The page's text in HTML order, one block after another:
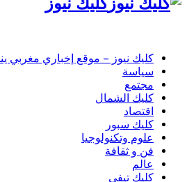
كليك نيوز – موقع إخباري مغربي
سياسة
مجتمع
كليك الشمال
اقتصاد
كليك سبور
علوم وتكنولوجيا
فن و ثقافة
عالم
كليك تيفي